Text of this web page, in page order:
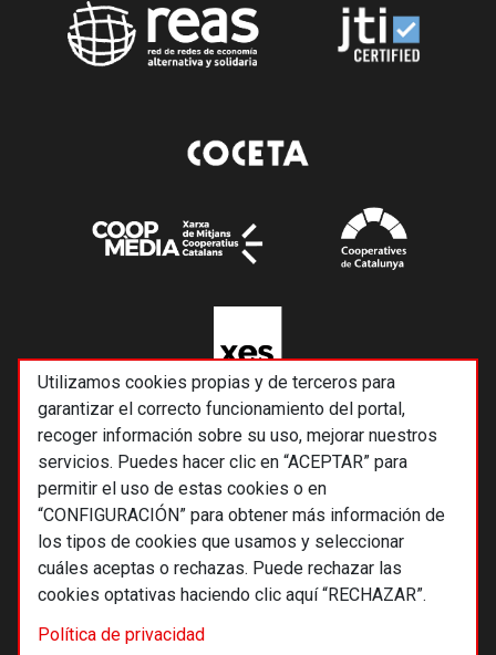
Utilizamos cookies propias y de terceros para
garantizar el correcto funcionamiento del portal,
recoger información sobre su uso, mejorar nuestros
servicios. Puedes hacer clic en “ACEPTAR” para
permitir el uso de estas cookies o en
“CONFIGURACIÓN” para obtener más información de
los tipos de cookies que usamos y seleccionar
cuáles aceptas o rechazas. Puede rechazar las
cookies optativas haciendo clic aquí “RECHAZAR”.
Política de privacidad
© 2026 Alternativas económicas SCCL
Footer
Términos y condiciones de uso